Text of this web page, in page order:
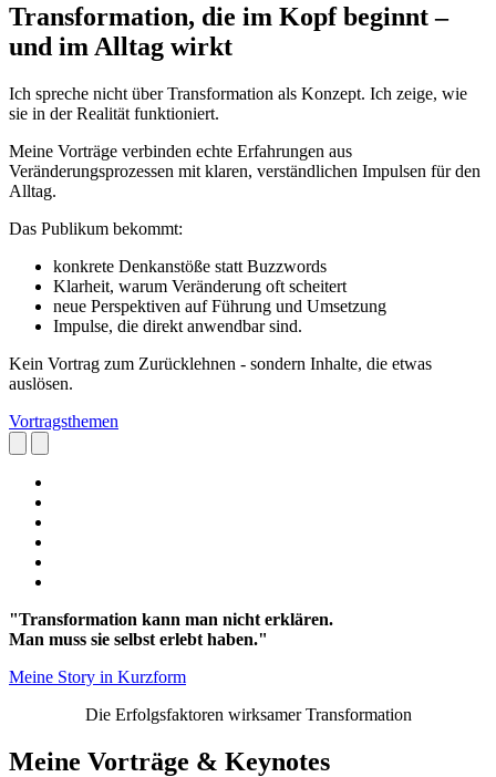
Transformation, die im Kopf beginnt –
und im Alltag wirkt
Ich spreche nicht über Transformation als Konzept. Ich zeige, wie
sie in der Realität funktioniert.
Meine Vorträge verbinden echte Erfahrungen aus
Veränderungsprozessen mit klaren, verständlichen Impulsen für den
Alltag.
Das Publikum bekommt:
konkrete Denkanstöße statt Buzzwords
Klarheit, warum Veränderung oft scheitert
neue Perspektiven auf Führung und Umsetzung
Impulse, die direkt anwendbar sind.
Kein Vortrag zum Zurücklehnen - sondern Inhalte, die etwas
auslösen.
Vortragsthemen
"Transformation kann man nicht erklären.
Man muss sie selbst erlebt haben."
Meine Story in Kurzform
Die Erfolgsfaktoren wirksamer Transformation
Meine Vorträge & Keynotes